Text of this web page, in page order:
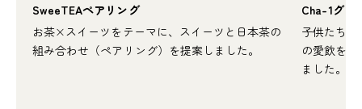
SweeTEAペアリング
お茶×スイーツをテーマに、スイーツと日本茶の
組み合わせ（ペアリング）を提案しました。
Cha-1グラ
子供たち
の愛飲を
ました。